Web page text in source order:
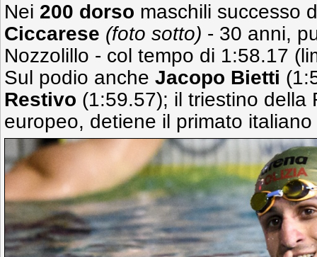
Nei 200 dorso maschili successo
Ciccarese (foto sotto) - 30 anni,
Nozzolillo - col tempo di 1:58.17
Sul podio anche Jacopo Bietti
Restivo (1:59.57); il triestino della
europeo, detiene il primato